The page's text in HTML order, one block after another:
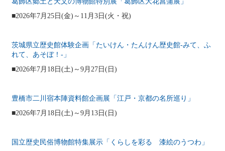
■2026年7月25日(金)～11月3日(火・祝)
茨城県立歴史館体験企画「たいけん・たんけん歴史館‐みて、ふ
れて、あそぼ！‐」
■2026年7月18日(土)～9月27日(日)
豊橋市二川宿本陣資料館企画展「江戸・京都の名所巡り」
■2026年7月18日(土)～9月13日(日)
国立歴史民俗博物館特集展示「くらしを彩る 漆絵のうつわ」